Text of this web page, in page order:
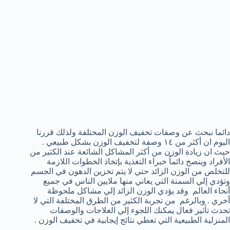
دائما نبحث عن وصفات تخفيف الوزن المختلفة ولذلك قررنا
اليوم ان أكثر من ١٤ وصفة لتخفيف الوزن بشكل طبيعي .
حيث ان زيادة الوزن من أكثر المشاكل الشائعة عند الكثير من
الأفراد وينصح دائماً خبراء التغذية بإتخاذ الخطوات اللازمة
للتخلص من الوزن الزائد حتي لا يتم تخزين الدهون في الجسم
وتؤدي إلي السمنة التي يعاني منها ملايين الناس في جميع
أنحاء العالم وقد يؤدي الوزن الزائد إلي مشاكل ملحوظة
أخري . وبالرغم من تجربة الكثير من الطرق المختلفة التي لا
تحدث تأثير فعال يمكنك اللجوء إلي العلاجات والوصفات
المنزلية الطبيعية التي تعطي نتائج إيجابية في تخفيف الوزن .